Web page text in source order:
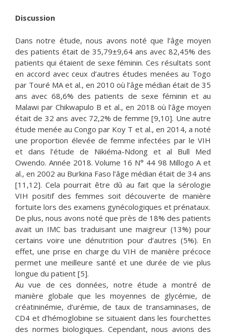
Discussion
Dans notre étude, nous avons noté que l’âge moyen
des patients était de 35,79±9,64 ans avec 82,45% des
patients qui étaient de sexe féminin. Ces résultats sont
en accord avec ceux d’autres études menées au Togo
par Touré MA et al., en 2010 où l’âge médian était de 35
ans avec 68,6% des patients de sexe féminin et au
Malawi par Chikwapulo B et al., en 2018 où l’âge moyen
était de 32 ans avec 72,2% de femme [9,10]. Une autre
étude menée au Congo par Koy T et al., en 2014, a noté
une proportion élevée de femme infectées par le VIH
et dans l’étude de Nikiéma-Ndong et al Bull Med
Owendo. Année 2018. Volume 16 N° 44 98 Millogo A et
al., en 2002 au Burkina Faso l’âge médian était de 34 ans
[11,12]. Cela pourrait être dû au fait que la sérologie
VIH positif des femmes soit découverte de manière
fortuite lors des examens gynécologiques et prénataux.
De plus, nous avons noté que près de 18% des patients
avait un IMC bas traduisant une maigreur (13%) pour
certains voire une dénutrition pour d’autres (5%). En
effet, une prise en charge du VIH de manière précoce
permet une meilleure santé et une durée de vie plus
longue du patient [5].
Au vue de ces données, notre étude a montré de
manière globale que les moyennes de glycémie, de
créatininémie, d’urémie, de taux de transaminases, de
CD4 et d’hémoglobine se situaient dans les fourchettes
des normes biologiques. Cependant, nous avions des